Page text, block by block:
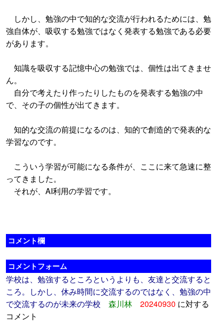
しかし、勉強の中で知的な交流が行われるためには、勉
強自体が、吸収する勉強ではなく発表する勉強である必要
があります。
知識を吸収する記憶中心の勉強では、個性は出てきませ
ん。
自分で考えたり作ったりしたものを発表する勉強の中
で、その子の個性が出てきます。
知的な交流の前提になるのは、知的で創造的で発表的な
学習なのです。
こういう学習が可能になる条件が、ここに来て急速に整
ってきました。
それが、AI利用の学習です。
コメント欄
コメントフォーム
学校は、勉強するところというよりも、友達と交流すると
ころ。しかし、休み時間に交流するのではなく、勉強の中
で交流するのが未来の学校
森川林 20240930 に対する
コメント